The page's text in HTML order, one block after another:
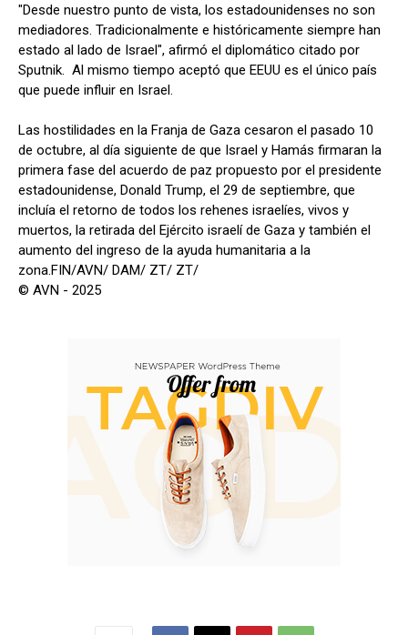
"Desde nuestro punto de vista, los estadounidenses no son
mediadores. Tradicionalmente e históricamente siempre han
estado al lado de Israel", afirmó el diplomático citado por
Sputnik. Al mismo tiempo aceptó que EEUU es el único país
que puede influir en Israel.
Las hostilidades en la Franja de Gaza cesaron el pasado 10
de octubre, al día siguiente de que Israel y Hamás firmaran la
primera fase del acuerdo de paz propuesto por el presidente
estadounidense, Donald Trump, el 29 de septiembre, que
incluía el retorno de todos los rehenes israelíes, vivos y
muertos, la retirada del Ejército israelí de Gaza y también el
aumento del ingreso de la ayuda humanitaria a la
zona.FIN/AVN/ DAM/ ZT/ ZT/
© AVN - 2025